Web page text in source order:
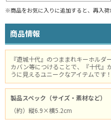
※商品をお気に入りに追加すると、再入荷
商品情報
『遊城十代』のつままれキーホルダ
カバン等につけることで、『十代』
うに見えるユニークなアイテムです！
製品スペック（サイズ・素材など）
（約）縦6.9×横5.2cm